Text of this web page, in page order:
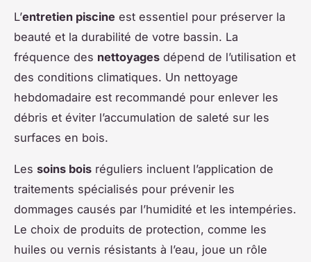
L’entretien piscine est essentiel pour préserver la
beauté et la durabilité de votre bassin. La
fréquence des nettoyages dépend de l’utilisation et
des conditions climatiques. Un nettoyage
hebdomadaire est recommandé pour enlever les
débris et éviter l’accumulation de saleté sur les
surfaces en bois.
Les soins bois réguliers incluent l’application de
traitements spécialisés pour prévenir les
dommages causés par l’humidité et les intempéries.
Le choix de produits de protection, comme les
huiles ou vernis résistants à l’eau, joue un rôle